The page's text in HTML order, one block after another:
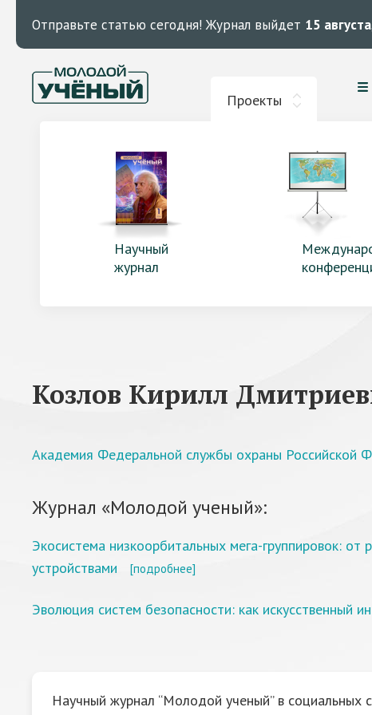
Отправьте статью сегодня! Журнал выйдет 15 августа
Проекты
Научный
журнал
Козлов Кирилл
Академия Федеральной службы охраны Российской
Журнал «Молодой ученый»:
Экосистема низкоорбитальных мега-группировок:
устройствами
[подробнее]
Эволюция систем безопасности: как искусственный
Научный журнал “Молодой ученый” в социальных